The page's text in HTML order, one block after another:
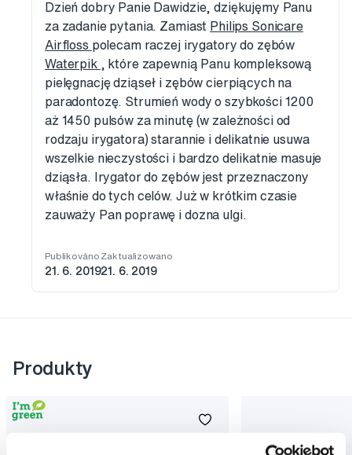
Dzień dobry Panie Dawidzie, dziękujęmy Panu
za zadanie pytania. Zamiast Philips Sonicare
Airfloss polecam raczej irygatory do zębów
Waterpik
, które zapewnią Panu kompleksową
pielęgnację dziąseł i zębów cierpiących na
paradontozę. Strumień wody o szybkości 1200
aż 1450 pulsów za minutę (w zależności od
rodzaju irygatora) starannie i delikatnie usuwa
wszelkie nieczystości i bardzo delikatnie masuje
dziąsła. Irygator do zębów jest przeznaczony
właśnie do tych celów. Już w krótkim czasie
zauważy Pan poprawę i dozna ulgi.
Publikováno
21. 6. 2019
Zaktualizowano
21. 6. 2019
Produkty